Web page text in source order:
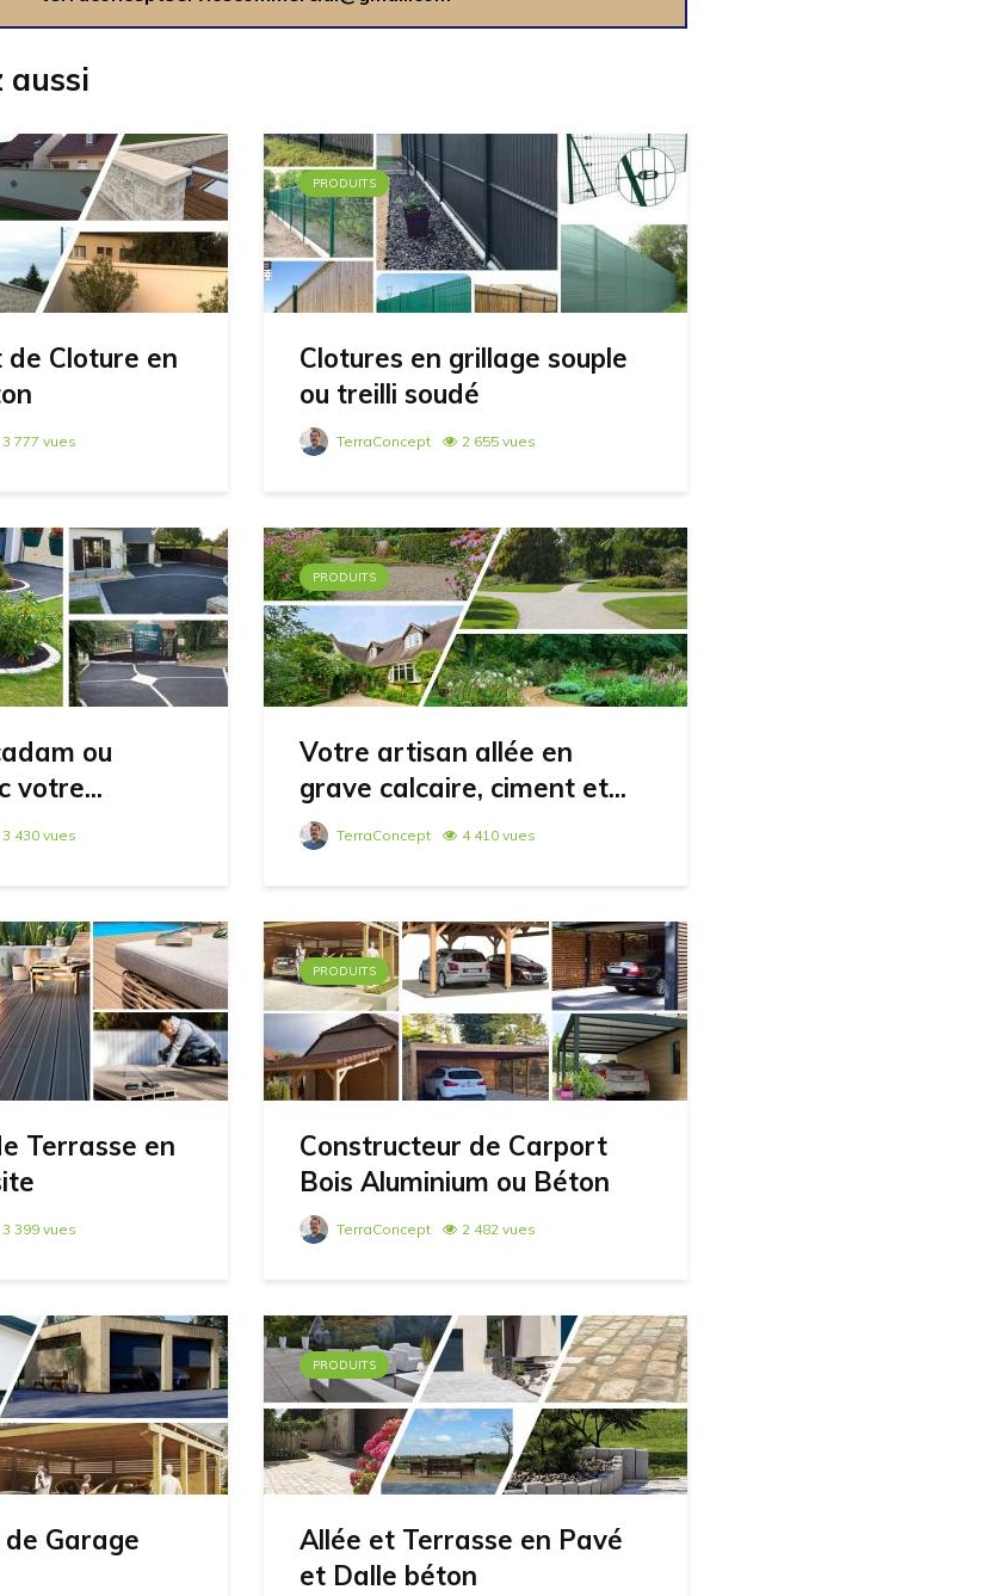
aussi
Cloture en
3 777 vues
PRODUITS
Clotures en grillage souple
ou treilli soudé
TerraConcept 2 655 vues
ou
votre...
3 430 vues
PRODUITS
Votre artisan allée en
grave calcaire, ciment et...
TerraConcept 4 410 vues
Terrasse en
3 399 vues
PRODUITS
Constructeur de Carport
Bois Aluminium ou Béton
TerraConcept 2 482 vues
Garage
PRODUITS
Allée et Terrasse en Pavé
et Dalle béton